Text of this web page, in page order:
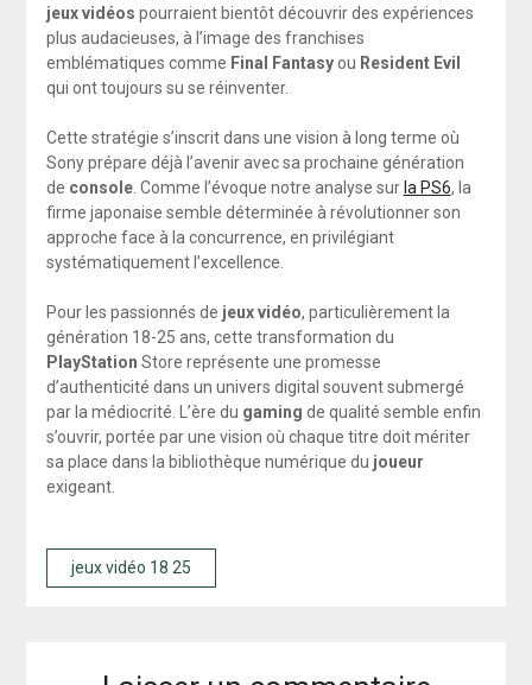
jeux vidéos pourraient bientôt découvrir des expériences
plus audacieuses, à l’image des franchises
emblématiques comme Final Fantasyou Resident Evil
qui ont toujours su se réinventer.
Cette stratégie s’inscrit dans une vision à long terme où
Sony prépare déjà l’avenir avec sa prochaine génération
de console. Comme l’évoque notre analyse sur la PS6, la
firme japonaise semble déterminée à révolutionner son
approche face à la concurrence, en privilégiant
systématiquement l’excellence.
Pour les passionnés de jeux vidéo, particulièrement la
génération 18-25 ans, cette transformation du
PlayStation Store représente une promesse
d’authenticité dans un univers digital souvent submergé
par la médiocrité. L’ère du gaming de qualité semble enfin
s’ouvrir, portée par une vision où chaque titre doit mériter
sa place dans la bibliothèque numérique du joueur
exigeant.
jeux vidéo 18 25